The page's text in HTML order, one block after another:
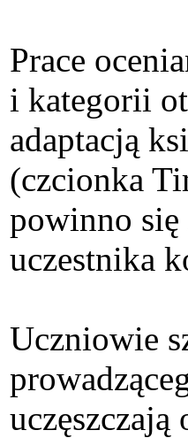
Prace
i kategorii
adaptacją
(czcionka
powinno się
uczestnika
Uczniowie
uczęszczają